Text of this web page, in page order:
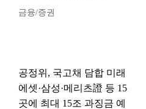
금융/증권
공정위, 국고채 담합 미래
에셋·삼성·메리츠證 등 15
곳에 최대 15조 과징금 예